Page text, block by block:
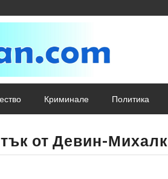
Криминале Политика
от Девин-